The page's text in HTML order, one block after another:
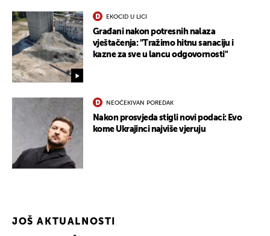
EKOCID U LICI
Građani nakon potresnih nalaza
vještačenja: "Tražimo hitnu sanaciju i
kazne za sve u lancu odgovornosti"
NEOČEKIVAN POREDAK
Nakon prosvjeda stigli novi podaci: Evo
kome Ukrajinci najviše vjeruju
JOŠ AKTUALNOSTI